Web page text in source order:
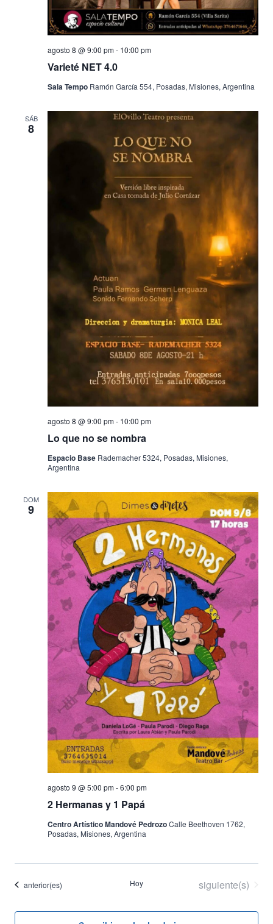
Varieté NET 4.0
agosto 8 @ 9:00 pm- 10:00 pm
Sala Tempo Ramón García 554, Posadas, Misiones, Argentina
SÁB
8
Lo que no se nombra
agosto 8 @ 9:00 pm- 10:00 pm
Espacio Base Rademacher 5324, Posadas, Misiones,
Argentina
DOM
9
2 Hermanas y 1 Papá
agosto 9 @ 5:00 pm-6:00 pm
Centro Artístico Mandové PedrozoCalle Beethoven 1762,
Posadas, Misiones, Argentina
Eventos
anterior(es) Hoy Eventos
siguiente(s)